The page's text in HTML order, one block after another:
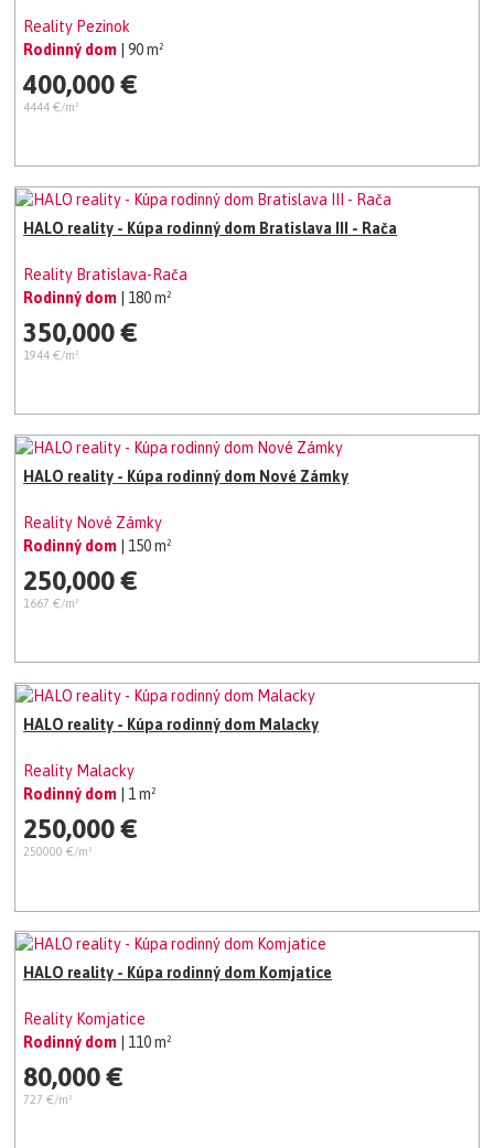
Reality Pezinok
Rodinný dom
| 90 m²
400,000 €
4444 €/m²
HALO reality - Kúpa rodinný dom Bratislava III - Rača
Reality Bratislava-Rača
Rodinný dom
| 180 m²
350,000 €
1944 €/m²
HALO reality - Kúpa rodinný dom Nové Zámky
Reality Nové Zámky
Rodinný dom
| 150 m²
250,000 €
1667 €/m²
HALO reality - Kúpa rodinný dom Malacky
Reality Malacky
Rodinný dom
| 1 m²
250,000 €
250000 €/m²
HALO reality - Kúpa rodinný dom Komjatice
Reality Komjatice
Rodinný dom
| 110 m²
80,000 €
727 €/m²